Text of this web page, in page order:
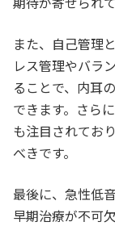
また、自己管理
レス管理やバラ
ることで、内耳
できます。さら
も注目されてお
べきです。
最後に、急性低
早期治療が不可